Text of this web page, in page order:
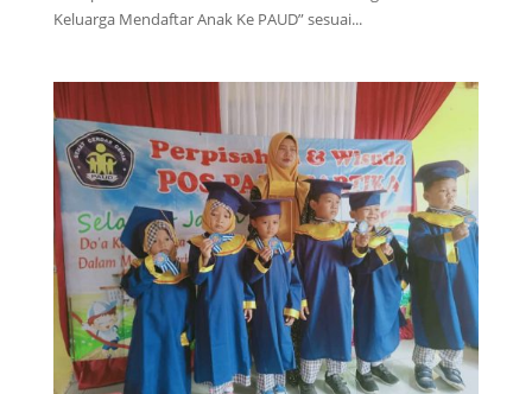
Keluarga Mendaftar Anak Ke PAUD” sesuai...